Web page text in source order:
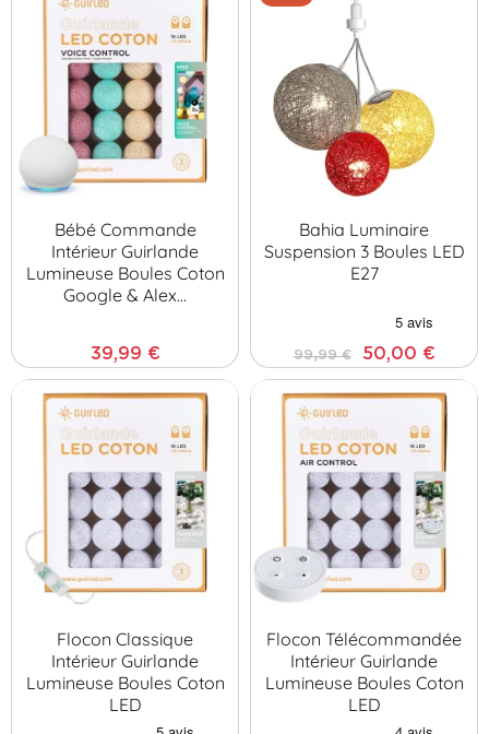
Bébé Commande
Intérieur Guirlande
Lumineuse Boules Coton
Google & Alex…
39,99 €
Bahia Luminaire
Suspension 3 Boules LED
E27
99,99 € 50,00 €
Flocon Classique
Intérieur Guirlande
Lumineuse Boules Coton
LED
Flocon Télécommandée
Intérieur Guirlande
Lumineuse Boules Coton
LED